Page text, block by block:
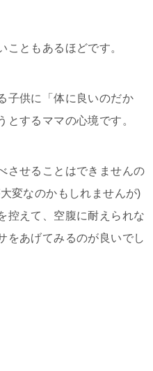
こともあるほどです。
子供に「体に良いのだか
とするママの心境です。
させることはできませんの
変なのかもしれませんが)
控えて、空腹に耐えられな
をあげてみるのが良いでし